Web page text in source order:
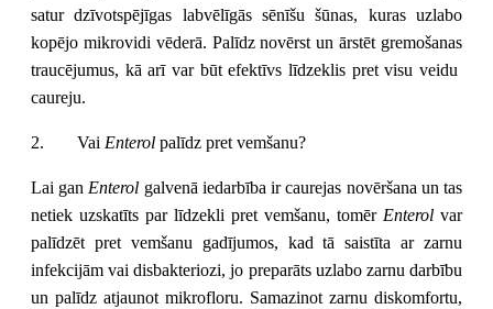
satur dzīvotspējīgas labvēlīgās sēnīšu šūnas, kuras uzlabo
kopējo mikrovidi vēderā. Palīdz novērst un ārstēt gremošanas
traucējumus, kā arī var būt efektīvs līdzeklis pret visu veidu
caureju.
2. Vai Enterol palīdz pret vemšanu?
Lai gan Enterol galvenā iedarbība ir caurejas novēršana un tas
netiek uzskatīts par līdzekli pret vemšanu, tomēr Enterol var
palīdzēt pret vemšanu gadījumos, kad tā saistīta ar zarnu
infekcijām vai disbakteriozi, jo preparāts uzlabo zarnu darbību
un palīdz atjaunot mikrofloru. Samazinot zarnu diskomfortu,